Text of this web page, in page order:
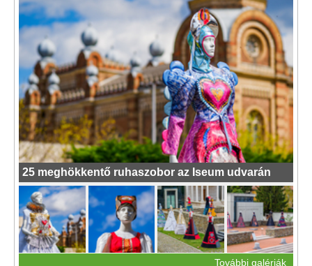
25 meghökkentő ruhaszobor az Iseum udvarán
További galériák